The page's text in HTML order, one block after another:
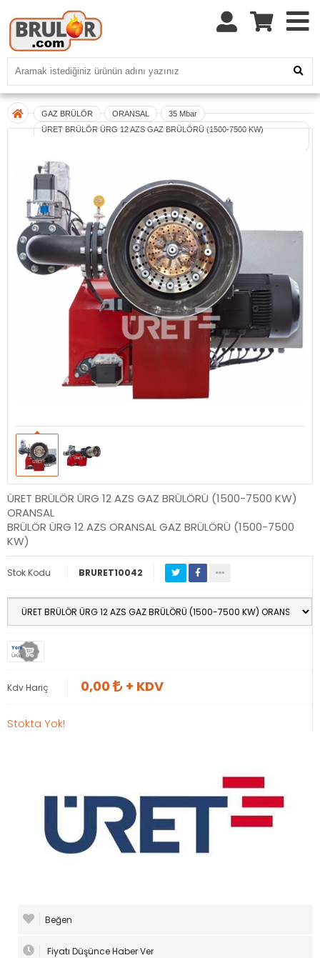
GAZ BRÜLÖR ORANSAL
35 Mbar
ÜRET BRÜLÖR ÜRG 12 AZS GAZ BRÜLÖRÜ (1500-7500 KW)
ÜRET BRÜLÖR ÜRG 12 AZS GAZ BRÜLÖRÜ (1500-7500 KW)
ORANSAL
BRÜLÖR ÜRG 12 AZS ORANSAL GAZ BRÜLÖRÜ (1500-7500
KW)
Stok Kodu BRURET10042
Yeni
Ürün
Kdv Hariç 0,00 + KDV
Stokta Yok!
Beğen
Fiyatı Düşünce Haber Ver